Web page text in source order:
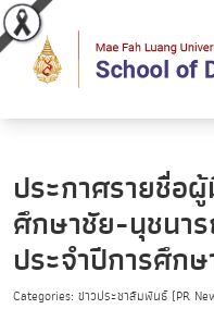
ประกาศรายชื่อ
ศึกษาชัย-นุชนา
ประจำปีการศึก
Categories: ข่าวประชาสัมพันธ์ (PR